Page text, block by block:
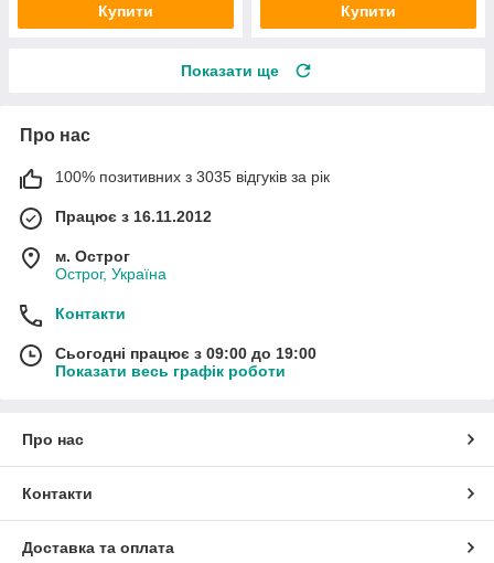
Купити Купити
Показати ще
Про нас
100% позитивних з 3035 відгуків за рік
Працює з 16.11.2012
м. Острог
Острог, Україна
Контакти
Сьогодні працює з 09:00 до 19:00
Показати весь графік роботи
Про нас
Контакти
Доставка та оплата